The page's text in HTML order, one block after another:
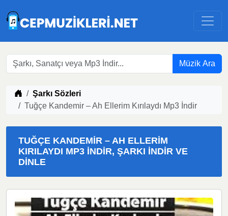
Müzik Ara
Müzik indir
Şarkı Sözleri
Tuğçe Kandemir – Ah Ellerim Kırılaydı Mp3 İndir
TUĞÇE KANDEMIR – AH ELLERIM
KIRILAYDI MP3 İNDIR, ŞARKI İNDIR VE
DINLE